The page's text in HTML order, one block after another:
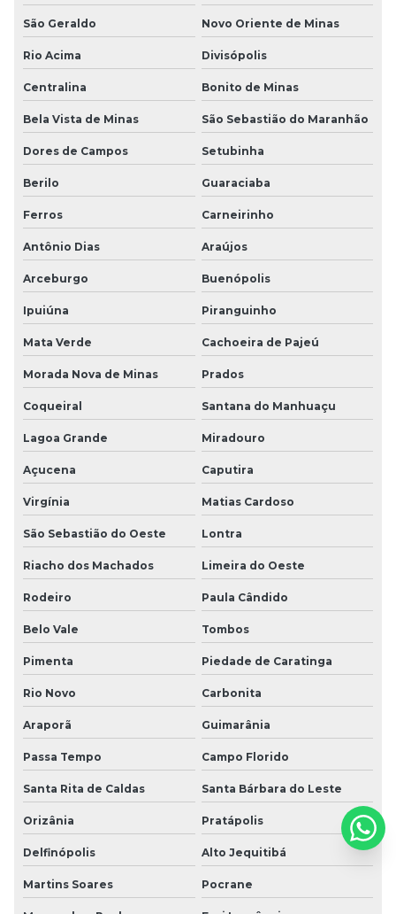
São Geraldo Novo Oriente de Minas
Rio Acima Divisópolis
Centralina Bonito de Minas
Bela Vista de Minas São Sebastião do Maranhão
Dores de Campos Setubinha
Berilo Guaraciaba
Ferros Carneirinho
Antônio Dias Araújos
Arceburgo Buenópolis
Ipuiúna Piranguinho
Mata Verde Cachoeira de Pajeú
Morada Nova de Minas Prados
Coqueiral Santana do Manhuaçu
Lagoa Grande Miradouro
Açucena Caputira
Virgínia Matias Cardoso
São Sebastião do Oeste Lontra
Riacho dos Machados Limeira do Oeste
Rodeiro Paula Cândido
Belo Vale Tombos
Pimenta Piedade de Caratinga
Rio Novo Carbonita
Araporã Guimarânia
Passa Tempo Campo Florido
Santa Rita de Caldas Santa Bárbara do Leste
Orizânia Pratápolis
Delfinópolis Alto Jequitibá
Martins Soares Pocrane